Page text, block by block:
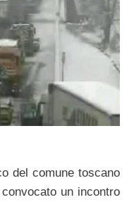
del comune toscano
convocato un incontro